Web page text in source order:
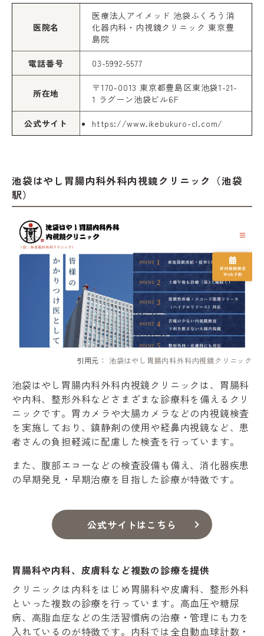
医院名
医療法人アイメッド 池袋ふくろう消
化器内科・内視鏡クリニック 東京豊
島院
電話番号 03-5992-5577
所在地
〒170-0013 東京都豊島区東池袋1-21-
1 ラグーン池袋ビル6F
公式サイト https://www.ikebukuro-cl.com/
池袋はやし胃腸内科外科内視鏡クリニック（池袋
駅）
引用元： 池袋はやし胃腸内科外科内視鏡クリニック
池袋はやし胃腸内科外科内視鏡クリニックは、胃腸科
や内科、整形外科などさまざまな診療科を備えるクリ
ニックです。胃カメラや大腸カメラなどの内視鏡検査
を実施しており、鎮静剤の使用や経鼻内視鏡など、患
者さんの負担軽減に配慮した検査を行っています。
また、腹部エコーなどの検査設備も備え、消化器疾患
の早期発見・早期治療を目指した診療が特徴です。
公式サイトはこちら
胃腸科や内科、皮膚科など複数の診療を提供
クリニックは内科をはじめ胃腸科や皮膚科、整形外科
といった複数の診療を行っています。高血圧や糖尿
病、高脂血症などの生活習慣病の治療・管理にも力を
入れているのが特徴です。内科では全自動血球計数・